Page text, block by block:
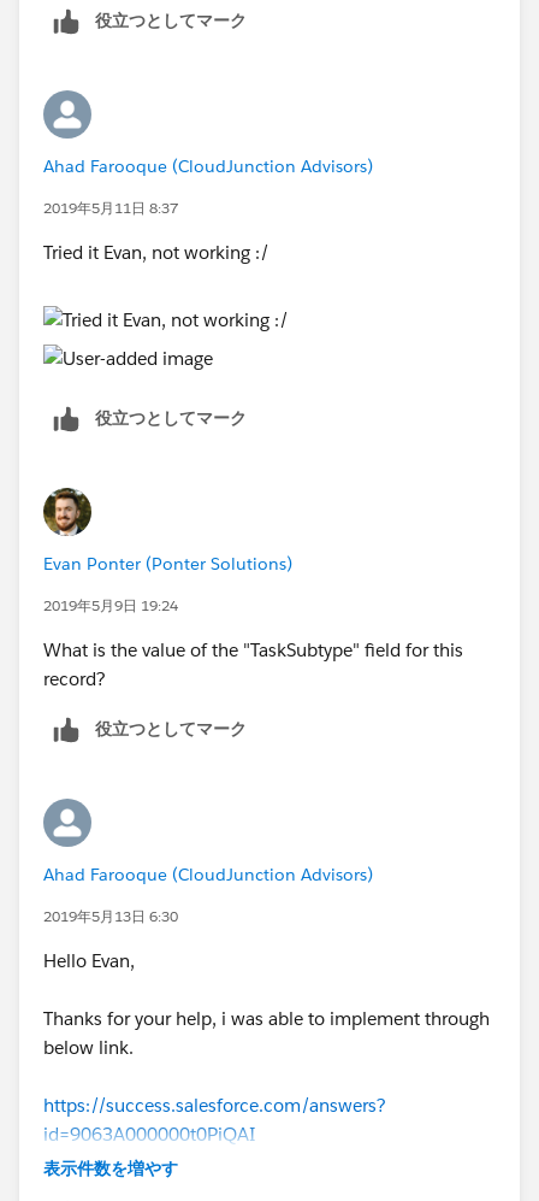
役立つとしてマーク
Ahad Farooque (CloudJunction Advisors)
2019年5月11日 8:37
Tried it Evan, not working :/
役立つとしてマーク
Evan Ponter (Ponter Solutions)
2019年5月9日 19:24
What is the value of the "TaskSubtype" field for this
record?
役立つとしてマーク
Ahad Farooque (CloudJunction Advisors)
2019年5月13日 6:30
Hello Evan,
Thanks for your help, i was able to implement through
below link.
https://success.salesforce.com/answers?
id=9063A000000t0PiQAI
表示件数を増やす